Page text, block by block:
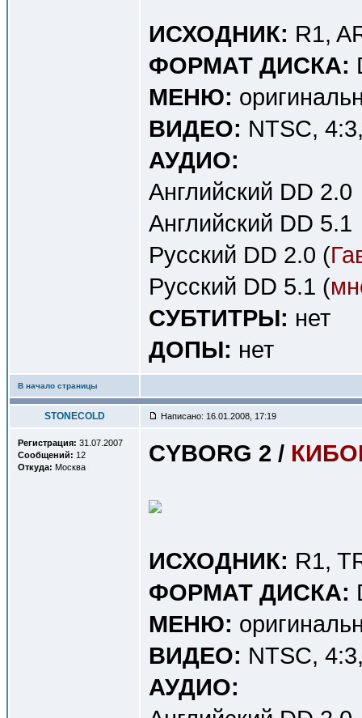
ИСХОДНИК: R1,
ФОРМАТ ДИСКА:
МЕНЮ:
ВИДЕО: NTSC,
АУДИО:
Английский DD 2.0
Английский DD 5.1
Русский DD 2.0 (
Русский DD 5.1 (
СУБТИТРЫ: нет
ДОПЫ: нет
В начало страницы
STONECOLD Написано: 16.01.2008, 17:19
Регистрация: 31.07.2007
Сообщений: 12
Откуда: Москва
CYBORG 2 /
ИСХОДНИК: R1,
ФОРМАТ ДИСКА:
МЕНЮ:
ВИДЕО: NTSC,
АУДИО: